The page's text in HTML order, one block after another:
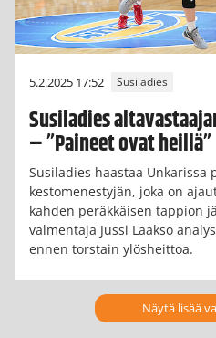
5.2.2025 17:52 Susiladies
Susiladies
– ”Paineet ovat heillä”
Susiladies haastaa Unkarissa
kestomenestyjän, joka on
kahden peräkkäisen tappion
valmentaja Jussi Laakso
ennen torstain ylösheittoa.
Näytä lisää